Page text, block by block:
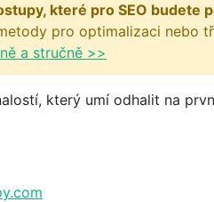
které pro SEO budete
pro optimalizaci nebo
a stručně >>
který umí odhalit na